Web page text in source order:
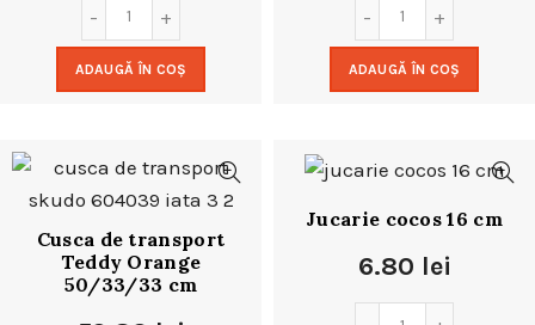
ADAUGĂ ÎN COȘ ADAUGĂ ÎN COȘ
Cusca de transport
Teddy Orange
50/33/33 cm
Jucarie cocos 16 cm
6.80 lei